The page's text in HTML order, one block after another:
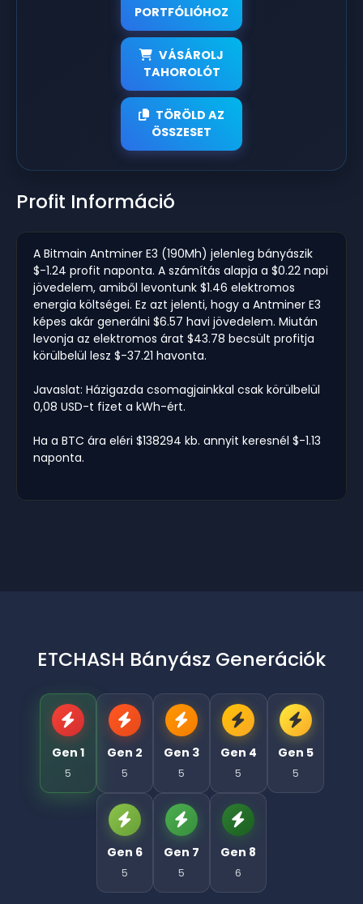
PORTFÓLIÓHOZ
VÁSÁROLJ
TAHOROLÓT
TÖRÖLD AZ
ÖSSZESET
Profit Információ
A Bitmain Antminer E3 (190Mh) jelenleg bányászik
$-1.24 profit naponta. A számítás alapja a $0.22 napi
jövedelem, amiből levontunk $1.46 elektromos
energia költségei. Ez azt jelenti, hogy a Antminer E3
képes akár generálni $6.57 havi jövedelem. Miután
levonja az elektromos árat $43.78 becsült profitja
körülbelül lesz $-37.21 havonta.
Javaslat: Házigazda csomagjainkkal csak körülbelül
0,08 USD-t fizet a kWh-ért.
Ha a BTC ára eléri $138294 kb. annyit keresnél $-1.13
naponta.
ETCHASH Bányász Generációk
Gen 1
5
Gen 2
5
Gen 3
5
Gen 4
5
Gen 5
5
Gen 6
5
Gen 7
5
Gen 8
6